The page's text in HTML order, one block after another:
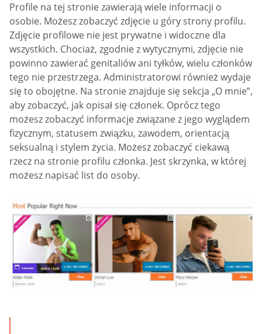
Profile na tej stronie zawierają wiele informacji o
osobie. Możesz zobaczyć zdjęcie u góry strony profilu.
Zdjęcie profilowe nie jest prywatne i widoczne dla
wszystkich. Chociaż, zgodnie z wytycznymi, zdjęcie nie
powinno zawierać genitaliów ani tyłków, wielu członków
tego nie przestrzega. Administratorowi również wydaje
się to obojętne. Na stronie znajduje się sekcja „O mnie”,
aby zobaczyć, jak opisał się członek. Oprócz tego
możesz zobaczyć informacje związane z jego wyglądem
fizycznym, statusem związku, zawodem, orientacją
seksualną i stylem życia. Możesz zobaczyć ciekawą
rzecz na stronie profilu członka. Jest skrzynka, w której
możesz napisać list do osoby.